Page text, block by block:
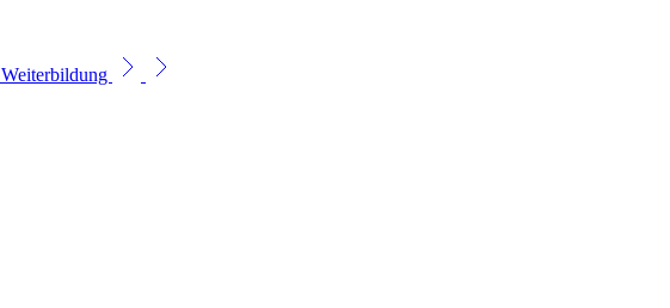
Weiterbildung